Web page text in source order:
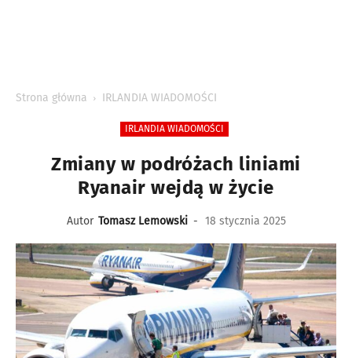
Strona główna IRLANDIA WIADOMOŚCI
IRLANDIA WIADOMOŚCI
Zmiany w podróżach liniami
Ryanair wejdą w życie
Autor Tomasz Lemowski - 18 stycznia 2025